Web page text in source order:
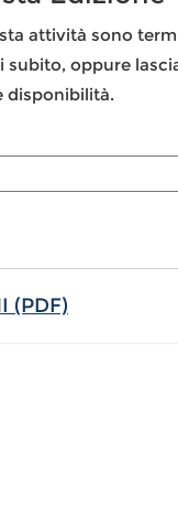
attività sono
oppure
disponibilità.
(PDF)